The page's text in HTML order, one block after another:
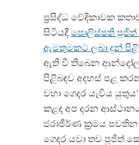
ප්‍රසිද්ධ වේදිකාවක
සිටියදීපොලිස්පති පූජිත්
ඇමතුමකට ලබා දුන්
ඇති වී තිබෙන
පිළිබඳව අදහස් පළ
වහා ගෙදර යැවිය
කළද අප දරන
ජරාජීර්ණ ක්‍රමය
ගෙදර යවා තව පූජිත්